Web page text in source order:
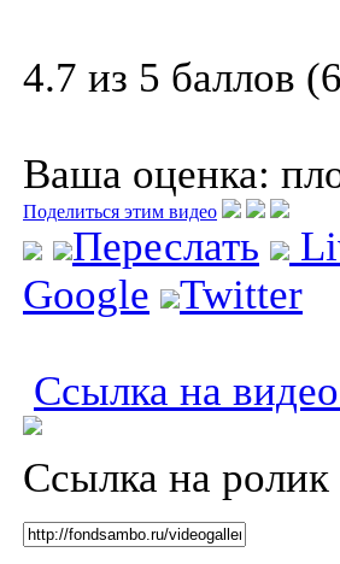
4.7 из 5 баллов
Ваша оценка:
Поделиться этим видео
Переслать
Google
Twitter
Ссылка на
Ссылка на ролик